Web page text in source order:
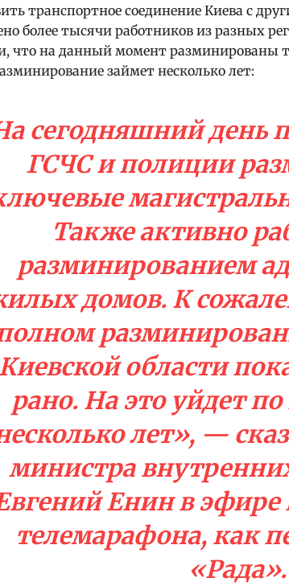
транспортное соединение Киева с
более тысячи работников из разных
что на данный момент разминированы
займет несколько лет:
сегодняшний день
ГСЧС и полиции
Также активно
разминированием
домов. К
Киевской области
рано. На это уйдет
лет», —
министра
Енин в эфире
телемарафона, как
«Рада».